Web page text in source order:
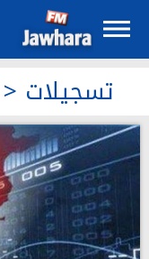
> تسجيلات